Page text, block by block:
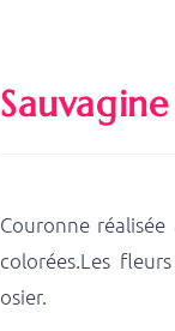
Couronne
colorées.Les
osier.